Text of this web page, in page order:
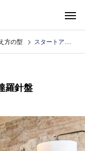
方の型 スタートアップのための資金調達羅針盤
羅針盤